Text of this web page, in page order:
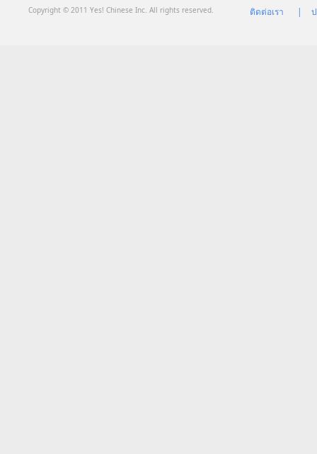
Copyright © 2011 Yes! Chinese Inc. All rights reserved. ติดต่อเรา |